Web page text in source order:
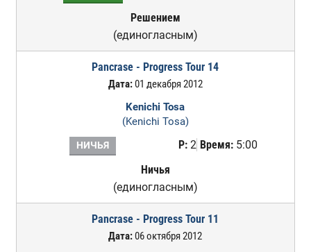
Решением
(единогласным)
Pancrase - Progress Tour 14
Дата:01 декабря 2012
Kenichi Tosa
(Kenichi Tosa)
НИЧЬЯ Р:2 Время:5:00
Ничья
(единогласным)
Pancrase - Progress Tour 11
Дата:06 октября 2012